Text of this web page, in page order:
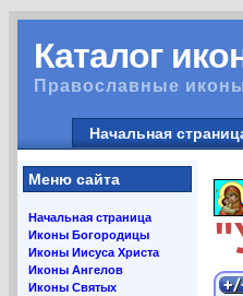
Каталог
Православные
Начальная
Меню сайта
Начальная страница
Иконы Богородицы
Иконы Иисуса Христа
Иконы Ангелов
Иконы Святых